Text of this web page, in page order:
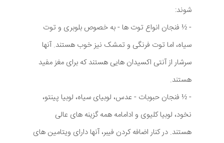
شوند:
- ½ فنجان انواع توت ها - به خصوص بلوبری و توت
سیاه، اما توت فرنگی و تمشک نیز خوب هستند. آنها
سرشار از آنتی اکسیدان هایی هستند که برای مغز مفید
هستند.
- ½ فنجان حبوبات - عدس، لوبیای سیاه، لوبیا پینتو،
نخود، لوبیا کلیوی و ادامامه همه گزینه های عالی
هستند. در کنار اضافه کردن فیبر، آنها دارای ویتامین های